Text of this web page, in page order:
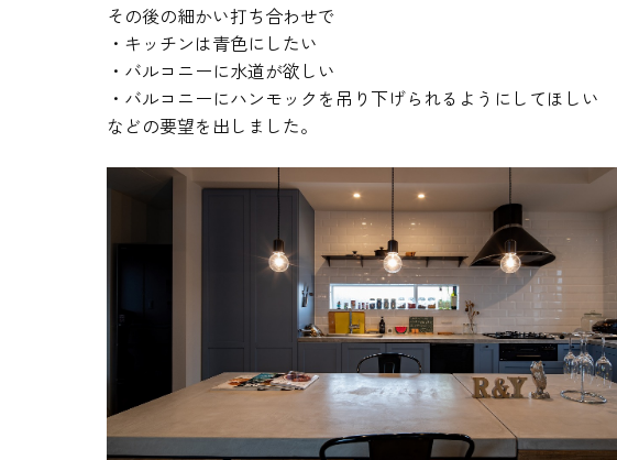
その後の細かい打ち合わせで
・キッチンは青色にしたい
・バルコニーに水道が欲しい
・バルコニーにハンモックを吊り下げられるようにしてほしい
などの要望を出しました。